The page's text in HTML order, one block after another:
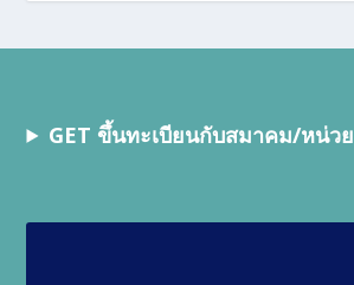
GET ขึ้นทะเบียนกับสมาคม/หน่ว